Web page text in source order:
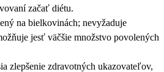
začať diétu.
na bielkovinách; nevyžaduje
jesť väčšie množstvo povolených
zlepšenie zdravotných ukazovateľov,